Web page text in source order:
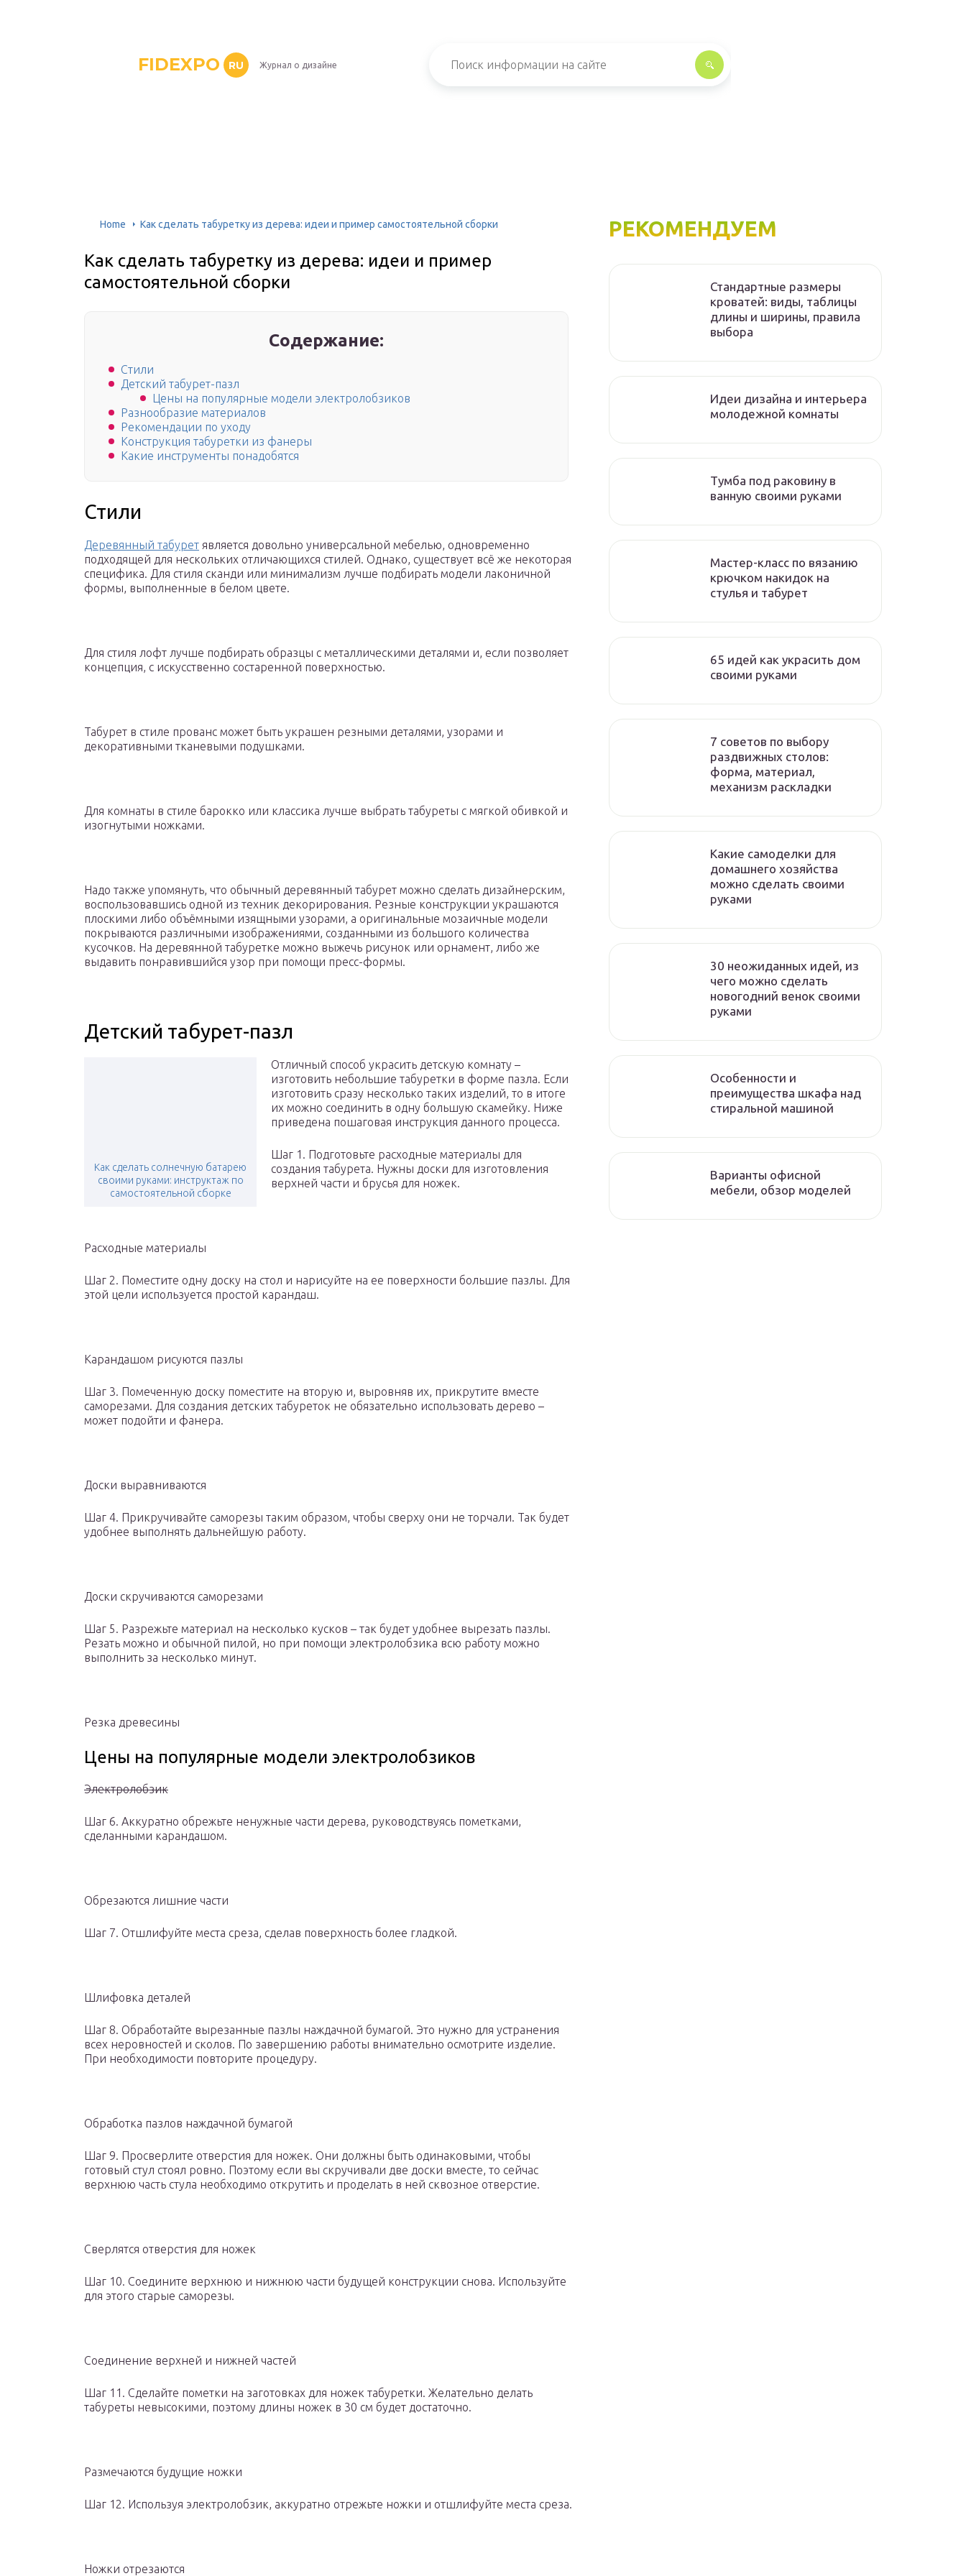
FIDEXPO RU Журнал о дизайне
Home Как сделать табуретку из дерева: идеи и пример самостоятельной сборки
Как сделать табуретку из дерева: идеи и пример
самостоятельной сборки
Содержание:
Стили
Детский табурет-пазл
Цены на популярные модели электролобзиков
Разнообразие материалов
Рекомендации по уходу
Конструкция табуретки из фанеры
Какие инструменты понадобятся
Стили
Деревянный табурет является довольно универсальной мебелью, одновременно
подходящей для нескольких отличающихся стилей. Однако, существует всё же некоторая
специфика. Для стиля сканди или минимализм лучше подбирать модели лаконичной
формы, выполненные в белом цвете.
Для стиля лофт лучше подбирать образцы с металлическими деталями и, если позволяет
концепция, с искусственно состаренной поверхностью.
Табурет в стиле прованс может быть украшен резными деталями, узорами и
декоративными тканевыми подушками.
Для комнаты в стиле барокко или классика лучше выбрать табуреты с мягкой обивкой и
изогнутыми ножками.
Надо также упомянуть, что обычный деревянный табурет можно сделать дизайнерским,
воспользовавшись одной из техник декорирования. Резные конструкции украшаются
плоскими либо объёмными изящными узорами, а оригинальные мозаичные модели
покрываются различными изображениями, созданными из большого количества
кусочков. На деревянной табуретке можно выжечь рисунок или орнамент, либо же
выдавить понравившийся узор при помощи пресс-формы.
Детский табурет-пазл
Как сделать солнечную батарею
своими руками: инструктаж по
самостоятельной сборке
Отличный способ украсить детскую комнату –
изготовить небольшие табуретки в форме пазла. Если
изготовить сразу несколько таких изделий, то в итоге
их можно соединить в одну большую скамейку. Ниже
приведена пошаговая инструкция данного процесса.
Шаг 1. Подготовьте расходные материалы для
создания табурета. Нужны доски для изготовления
верхней части и брусья для ножек.
Расходные материалы
Шаг 2. Поместите одну доску на стол и нарисуйте на ее поверхности большие пазлы. Для
этой цели используется простой карандаш.
Карандашом рисуются пазлы
Шаг 3. Помеченную доску поместите на вторую и, выровняв их, прикрутите вместе
саморезами. Для создания детских табуреток не обязательно использовать дерево –
может подойти и фанера.
Доски выравниваются
Шаг 4. Прикручивайте саморезы таким образом, чтобы сверху они не торчали. Так будет
удобнее выполнять дальнейшую работу.
Доски скручиваются саморезами
Шаг 5. Разрежьте материал на несколько кусков – так будет удобнее вырезать пазлы.
Резать можно и обычной пилой, но при помощи электролобзика всю работу можно
выполнить за несколько минут.
Резка древесины
Цены на популярные модели электролобзиков
Электролобзик
Шаг 6. Аккуратно обрежьте ненужные части дерева, руководствуясь пометками,
сделанными карандашом.
Обрезаются лишние части
Шаг 7. Отшлифуйте места среза, сделав поверхность более гладкой.
Шлифовка деталей
Шаг 8. Обработайте вырезанные пазлы наждачной бумагой. Это нужно для устранения
всех неровностей и сколов. По завершению работы внимательно осмотрите изделие.
При необходимости повторите процедуру.
Обработка пазлов наждачной бумагой
Шаг 9. Просверлите отверстия для ножек. Они должны быть одинаковыми, чтобы
готовый стул стоял ровно. Поэтому если вы скручивали две доски вместе, то сейчас
верхнюю часть стула необходимо открутить и проделать в ней сквозное отверстие.
Сверлятся отверстия для ножек
Шаг 10. Соедините верхнюю и нижнюю части будущей конструкции снова. Используйте
для этого старые саморезы.
Соединение верхней и нижней частей
Шаг 11. Сделайте пометки на заготовках для ножек табуретки. Желательно делать
табуреты невысокими, поэтому длины ножек в 30 см будет достаточно.
Размечаются будущие ножки
Шаг 12. Используя электролобзик, аккуратно отрежьте ножки и отшлифуйте места среза.
Ножки отрезаются
РЕКОМЕНДУЕМ
Стандартные размеры
кроватей: виды, таблицы
длины и ширины, правила
выбора
Идеи дизайна и интерьера
молодежной комнаты
Тумба под раковину в
ванную своими руками
Мастер-класс по вязанию
крючком накидок на
стулья и табурет
65 идей как украсить дом
своими руками
7 советов по выбору
раздвижных столов:
форма, материал,
механизм раскладки
Какие самоделки для
домашнего хозяйства
можно сделать своими
руками
30 неожиданных идей, из
чего можно сделать
новогодний венок своими
руками
Особенности и
преимущества шкафа над
стиральной машиной
Варианты офисной
мебели, обзор моделей